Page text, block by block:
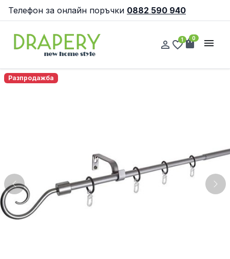
Телефон за онлайн поръчки 0882 590 940
person_outline favorite_border
1shopping_bag
0 menu
Разпродажба
Previous